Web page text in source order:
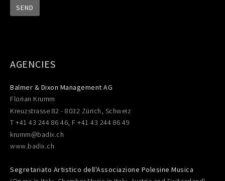
AGENCIES
Balmer & Dixon Management AG
Florian Krumm
Kreuzstrasse 82 - 8032 Zürich, Schweiz
T +41 43 244 86 46, F +41 43 244 86 49
krumm@badix.ch
www.badix.ch
Segretariato Artistico dell'Associazione Polesine Musica